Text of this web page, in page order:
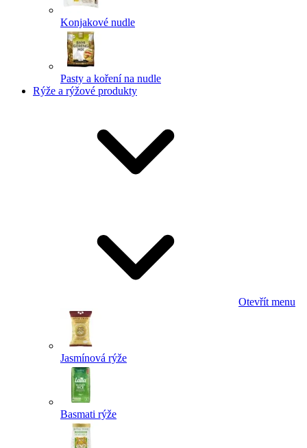
Konjakové nudle
Pasty a koření na nudle
Rýže a rýžové produkty
Otevřít menu
Jasmínová rýže
Basmati rýže